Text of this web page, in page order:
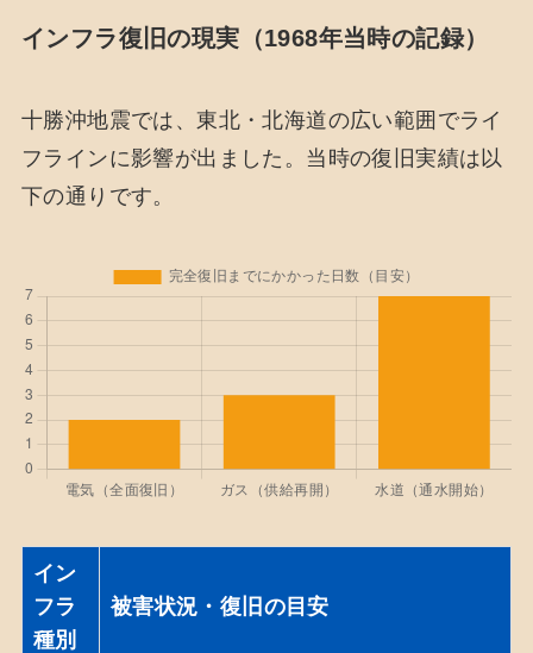
インフラ復旧の現実（1968年当時の記録）
十勝沖地震では、東北・北海道の広い範囲でライ
フラインに影響が出ました。当時の復旧実績は以
下の通りです。
イン
フラ
種別
被害状況・復旧の目安